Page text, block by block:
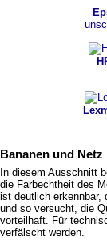
Bananen und Netz
In diesem Ausschnitt
die Farbechtheit des
ist deutlich erkennbar,
und so versucht, die
vorteilhaft. Für
verfälscht werden.